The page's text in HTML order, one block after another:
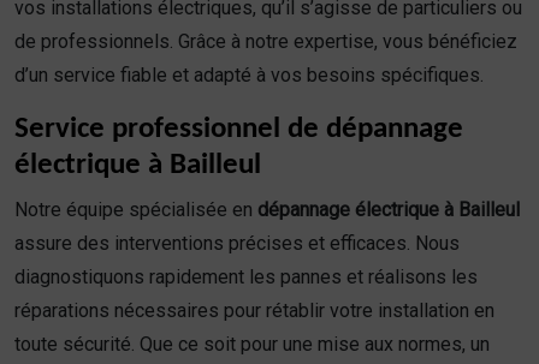
vos installations électriques, qu’il s’agisse de particuliers ou
de professionnels. Grâce à notre expertise, vous bénéficiez
d’un service fiable et adapté à vos besoins spécifiques.
Service professionnel de dépannage
électrique à Bailleul
Notre équipe spécialisée en dépannage électrique à Bailleul
assure des interventions précises et efficaces. Nous
diagnostiquons rapidement les pannes et réalisons les
réparations nécessaires pour rétablir votre installation en
toute sécurité. Que ce soit pour une mise aux normes, un